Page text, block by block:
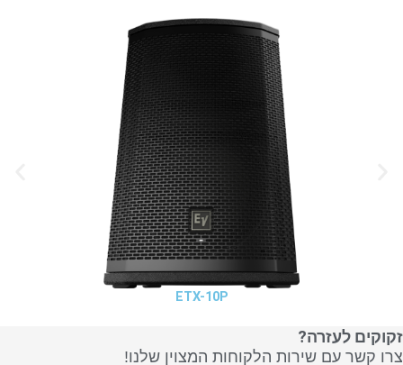
ETX-10P
זקוקים לעזרה?
צרו קשר עם שירות הלקוחות המצוין שלנו!